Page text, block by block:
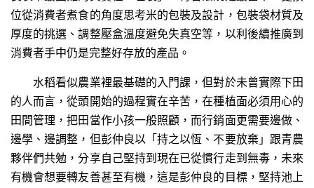
位從消費者煮食的角度思考米的包裝及設計，包裝袋材質及
厚度的挑選、調整壓盒溫度避免失真空等，以利後續推廣到
消費者手中仍是完整好存放的產品。
水稻看似農業裡最基礎的入門課，但對於未曾實際下田
的人而言，從頭開始的過程實在辛苦，在種植面必須用心的
田間管理，把田當作小孩一般照顧，而行銷面更需要邊做、
邊學、邊調整，但彭仲良以「持之以恆、不要放棄」跟青農
夥伴們共勉，分享自己堅持到現在已從慣行走到無毒，未來
有機會想要轉友善甚至有機，這是彭仲良的目標，堅持池上